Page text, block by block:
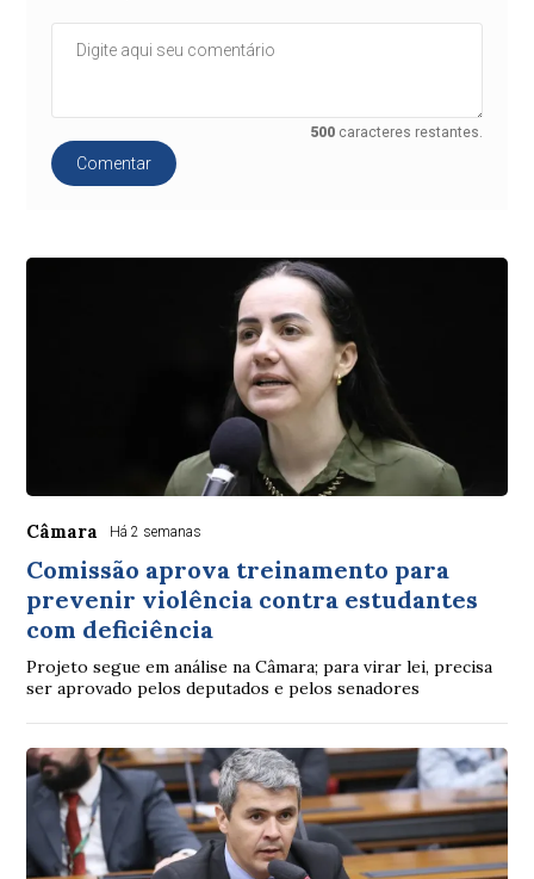
500 caracteres restantes.
Comentar
Câmara Há 2 semanas
Comissão aprova treinamento para
prevenir violência contra estudantes
com deficiência
Projeto segue em análise na Câmara; para virar lei, precisa
ser aprovado pelos deputados e pelos senadores